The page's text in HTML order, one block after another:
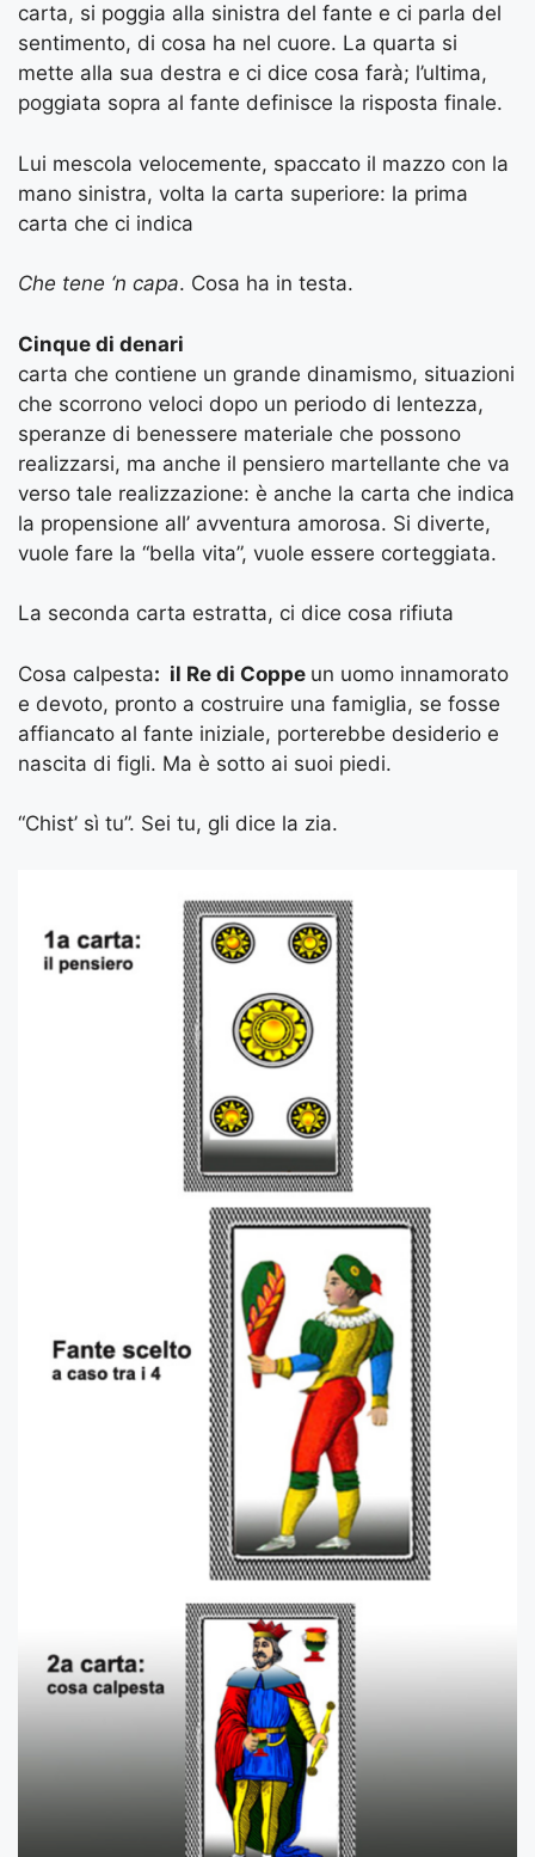
carta, si poggia alla sinistra del fante e ci parla del
sentimento, di cosa ha nel cuore. La quarta si
mette alla sua destra e ci dice cosa farà; l’ultima,
poggiata sopra al fante definisce la risposta finale.
Lui mescola velocemente, spaccato il mazzo con la
mano sinistra, volta la carta superiore: la prima
carta che ci indica
Che tene ‘n capa. Cosa ha in testa.
Cinque di denari
carta che contiene un grande dinamismo, situazioni
che scorrono veloci dopo un periodo di lentezza,
speranze di benessere materiale che possono
realizzarsi, ma anche il pensiero martellante che va
verso tale realizzazione: è anche la carta che indica
la propensione all’ avventura amorosa. Si diverte,
vuole fare la “bella vita”, vuole essere corteggiata.
La seconda carta estratta, ci dice cosa rifiuta
Cosa calpesta: il Re di Coppe un uomo innamorato
e devoto, pronto a costruire una famiglia, se fosse
affiancato al fante iniziale, porterebbe desiderio e
nascita di figli. Ma è sotto ai suoi piedi.
“Chist’ sì tu”. Sei tu, gli dice la zia.